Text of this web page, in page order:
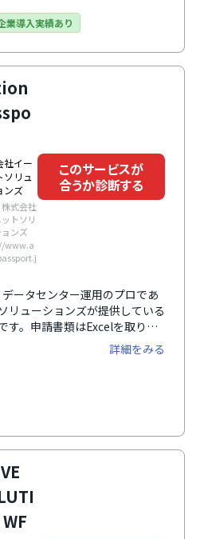
定ができます。Google社のデ
でも安心。日/英の言語切替機
グローバル企業にもおすすめで
業導入実績あり
社イー
ソリュ
ンズ
式会社
トソリ
ョンズ
www.a
このサービスが
合うか診断する
ータセンター運用のプロであ
リューションズが提供している
す。申請書類はExcelを取り込
紙の申請書と同じ見た目なので
スムーズです。フォームの選択
ぐに探せるようキーワード検
入例を表示できたり、操作方法
るようになっています。多岐に
由に設定可能です。柔軟・多
かけることなくワークフローの
ンプライアンスの強化のための
最適です。
詳細をみる